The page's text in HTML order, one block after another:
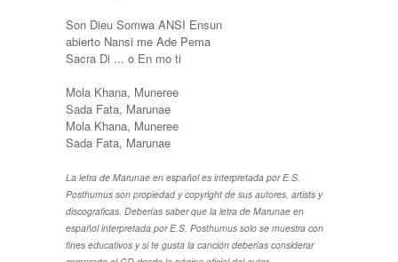
Son Dieu Somwa ANSI Ensun
abierto Nansi me Ade Pema
Sacra Di ... o En mo ti
Mola Khana, Muneree
Sada Fata, Marunae
Mola Khana, Muneree
Sada Fata, Marunae
La letra de Marunae en español es interpretada por E.S.
Posthumus son propiedad y copyright de sus autores, artists y
discograficas. Deberías saber que la letra de Marunae en
español interpretada por E.S. Posthumus solo se muestra con
fines educativos y si te gusta la canción deberías considerar